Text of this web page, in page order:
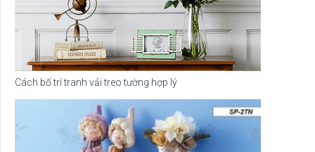
Cách bố trí tranh vải treo tường hợp lý